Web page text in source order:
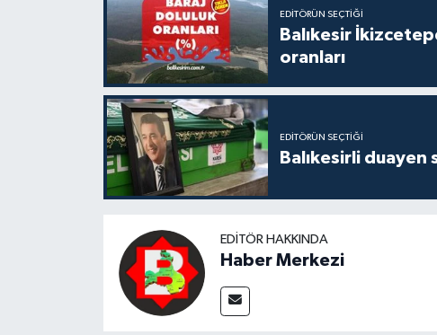
EDITÖRÜN SEÇTIĞI
Balıkesir
oranları
EDITÖRÜN SEÇTIĞI
Balıkesirli
EDITÖR HAKKINDA
Haber Merkezi